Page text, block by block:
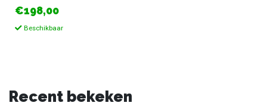
€198,00
Beschikbaar
Recent bekeken